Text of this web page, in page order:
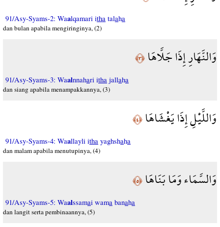
91/Asy-Syams-2: Waalqamari itha talaha
dan bulan apabila mengiringinya, (2)
وَالنَّهَارِ إِذَا جَلَّاهَا﴿٣﴾
91/Asy-Syams-3: Waalnnahari itha jallaha
dan siang apabila menampakkannya, (3)
وَاللَّيْلِ إِذَا يَغْشَاهَا﴿٤﴾
91/Asy-Syams-4: Waallayli itha yaghshaha
dan malam apabila menutupinya, (4)
وَالسَّمَاء وَمَا بَنَاهَا﴿٥﴾
91/Asy-Syams-5: Waalssamai wama banaha
dan langit serta pembinaannya, (5)